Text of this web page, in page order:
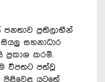
ප්‍රතිලාභීන්
සහනාධාර
කරමි.
විපතට පත්වූ
පිළිවෙළ යටතේ